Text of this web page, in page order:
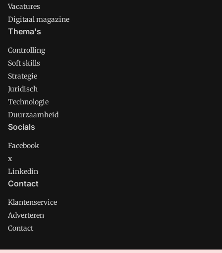
Vacatures
Digitaal magazine
Thema's
Controlling
Soft skills
Strategie
Juridisch
Technologie
Duurzaamheid
Socials
Facebook
x
Linkedin
Contact
Klantenservice
Adverteren
Contact